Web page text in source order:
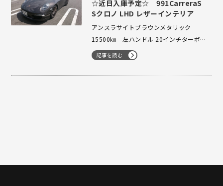
☆近日入庫予定☆ 991CarreraS
Sクロノ LHD レザーインテリア
アンスラサイトブラウンメタリック
15500㎞ 左ハンドル 20インチターボホ
イール、ブラックレザーインテリア、Sク
ロノ他 近日入庫いたします。 お問合せ
お待ちいたしております。 03-3224-
記事を読む